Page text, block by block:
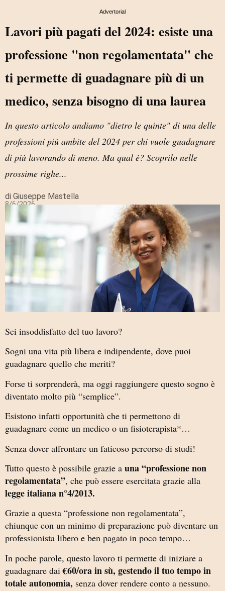
Advertorial
Lavori più pagati del 2024: esiste una
professione "non regolamentata" che
ti permette di guadagnare più di un
medico, senza bisogno di una laurea
In questo articolo andiamo "dietro le quinte" di una delle
professioni più ambite del 2024 per chi vuole guadagnare
di più lavorando di meno. Ma qual è? Scoprilo nelle
prossime righe...
di Giuseppe Mastella
8/6/2026
Sei insoddisfatto del tuo lavoro?
Sogni una vita più libera e indipendente, dove puoi
guadagnare quello che meriti?
Forse ti sorprenderà, ma oggi raggiungere questo sogno è
diventato molto più “semplice”.
Esistono infatti opportunità che ti permettono di
guadagnare come un medico o un fisioterapista*…
Senza dover affrontare un faticoso percorso di studi!
Tutto questo è possibile grazie a una “professione non
regolamentata”, che può essere esercitata grazie alla
legge italiana n°4/2013.
Grazie a questa “professione non regolamentata”,
chiunque con un minimo di preparazione può diventare un
professionista libero e ben pagato in poco tempo…
In poche parole, questo lavoro ti permette di iniziare a
guadagnare dai€60/ora in sù, gestendo il tuo tempo in
totale autonomia, senza dover rendere conto a nessuno.